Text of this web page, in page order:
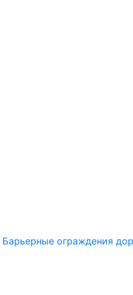
Барьерные ограждения